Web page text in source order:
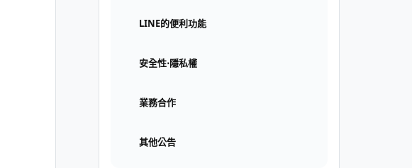
LINE的便利功能
安全性⋅隱私權
業務合作
其他公告